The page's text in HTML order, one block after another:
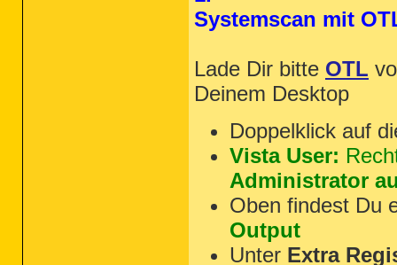
Systemscan mit
Lade Dir bitte OTL
Deinem Desktop
Doppelklick auf
Vista User:
Administrator
Oben findest Du
Output
Unter Extra